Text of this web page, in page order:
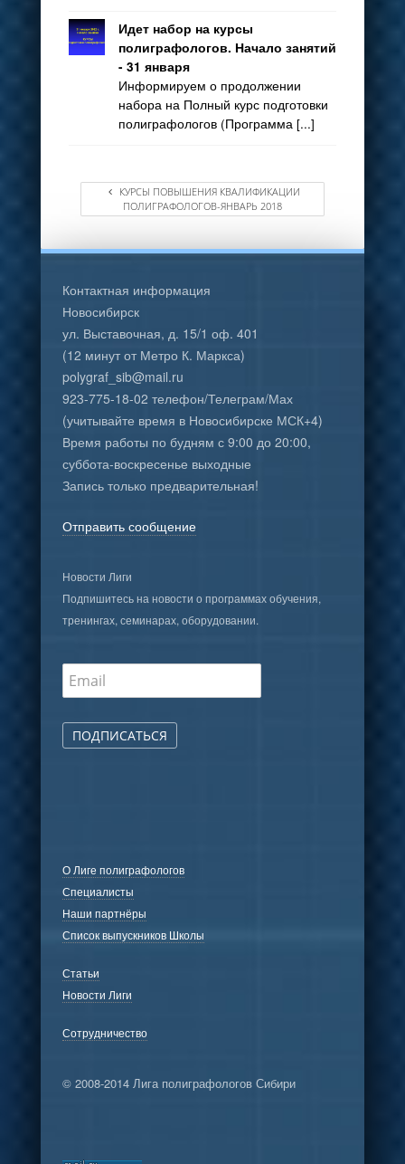
Идет набор на курсы
полиграфологов. Начало занятий
- 31 января
Информируем о продолжении
набора на Полный курс подготовки
полиграфологов (Программа [...]
КУРСЫ ПОВЫШЕНИЯ КВАЛИФИКАЦИИ
ПОЛИГРАФОЛОГОВ-ЯНВАРЬ 2018
Контактная информация
Новосибирск
ул. Выставочная, д. 15/1 оф. 401
(12 минут от Метро К. Маркса)
polygraf_sib@mail.ru
923-775-18-02 телефон/Телеграм/Мах
(учитывайте время в Новосибирске МСК+4)
Время работы по будням с 9:00 до 20:00,
суббота-воскресенье выходные
Запись только предварительная!
Отправить сообщение
Новости Лиги
Подпишитесь на новости о программах обучения,
тренингах, семинарах, оборудовании.
ПОДПИСАТЬСЯ
О Лиге полиграфологов
Специалисты
Наши партнёры
Список выпускников Школы
Статьи
Новости Лиги
Сотрудничество
© 2008-2014 Лига полиграфологов Сибири